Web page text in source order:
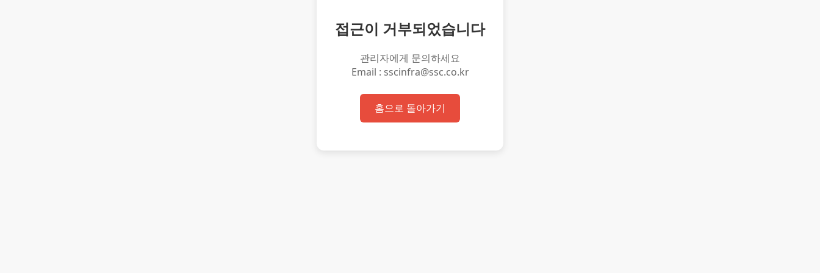
접근이 거부되었습니다
관리자에게 문의하세요
Email : sscinfra@ssc.co.kr
홈으로 돌아가기